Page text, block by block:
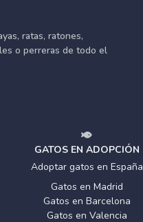
ratas, ratones,
o perreras de todo el
GATOS EN ADOPCIÓN
Adoptar gatos en España
Gatos en Madrid
Gatos en Barcelona
Gatos en Valencia